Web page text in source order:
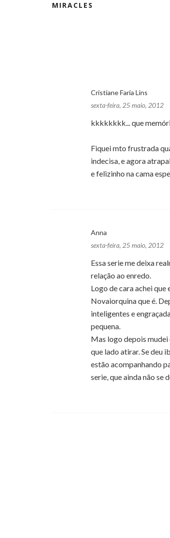
MIRACLES
Cristiane Faria Lins
sexta-feira, 25 maio, 2012
kkkkkkkk... que
Fiquei mto frustrada
indecisa, e agora
e felizinho na cama
Anna
sexta-feira, 25 maio, 2012
Essa serie me deixa
relação ao enredo.
Logo de cara achei que
Novaiorquina que é.
inteligentes e
pequena.
Mas logo depois
que lado atirar. Se deu
estão acompanhando
serie, que ainda não se